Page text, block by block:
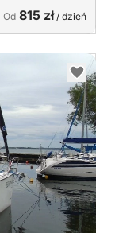
Od 815 zł/ dzień